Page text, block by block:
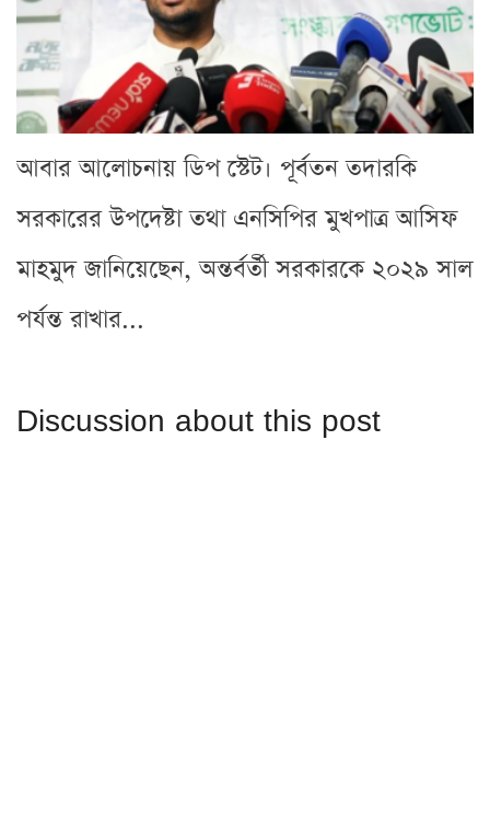
আবার আলোচনায় ডিপ স্টেট। পূর্বতন তদারকি
সরকারের উপদেষ্টা তথা এনসিপির মুখপাত্র আসিফ
মাহমুদ জানিয়েছেন, অন্তর্বর্তী সরকারকে ২০২৯ সাল
পর্যন্ত রাখার...
Discussion about this post